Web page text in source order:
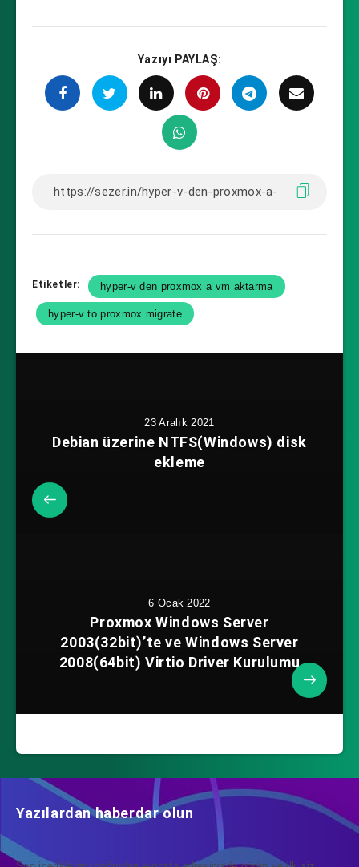
Yazıyı PAYLAŞ:
Etiketler: hyper-v den proxmox a vm aktarma
hyper-v to proxmox migrate
23 Aralık 2021
Debian üzerine NTFS(Windows) disk
ekleme
6 Ocak 2022
Proxmox Windows Server
2003(32bit)’te ve Windows Server
2008(64bit) Virtio Driver Kurulumu
Yazılardan haberdar olun